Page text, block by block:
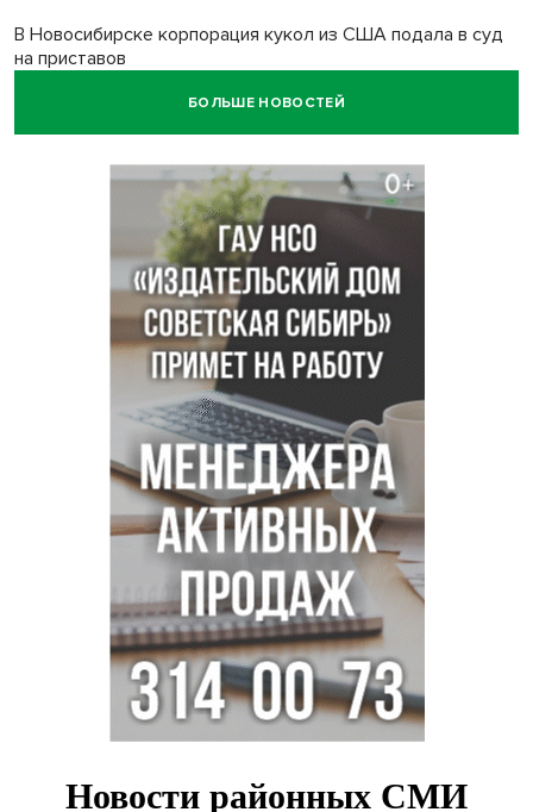
В Новосибирске корпорация кукол из США подала в суд
на приставов
БОЛЬШЕ НОВОСТЕЙ